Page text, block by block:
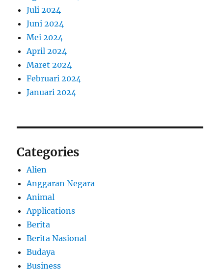
Juli 2024
Juni 2024
Mei 2024
April 2024
Maret 2024
Februari 2024
Januari 2024
Categories
Alien
Anggaran Negara
Animal
Applications
Berita
Berita Nasional
Budaya
Business